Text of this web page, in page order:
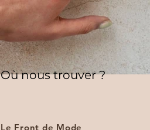
Où nous trouver ?
Le Front de Mode